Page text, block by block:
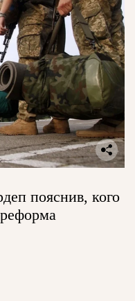
пояснив, кого